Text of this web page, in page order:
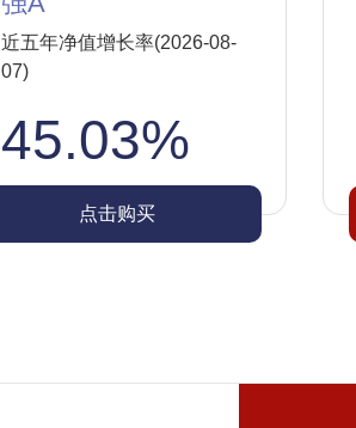
近五年净值增长率(2026-08-
07)
45.03%
点击购买